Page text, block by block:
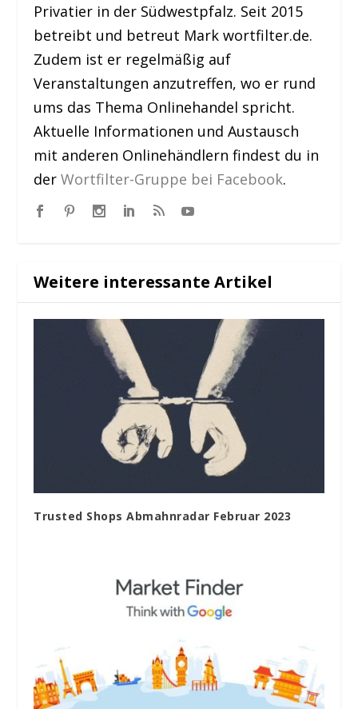
Privatier in der Südwestpfalz. Seit 2015
betreibt und betreut Mark wortfilter.de.
Zudem ist er regelmäßig auf
Veranstaltungen anzutreffen, wo er rund
ums das Thema Onlinehandel spricht.
Aktuelle Informationen und Austausch
mit anderen Onlinehändlern findest du in
derWortfilter-Gruppe bei Facebook.
Weitere interessante Artikel
Trusted Shops Abmahnradar Februar 2023